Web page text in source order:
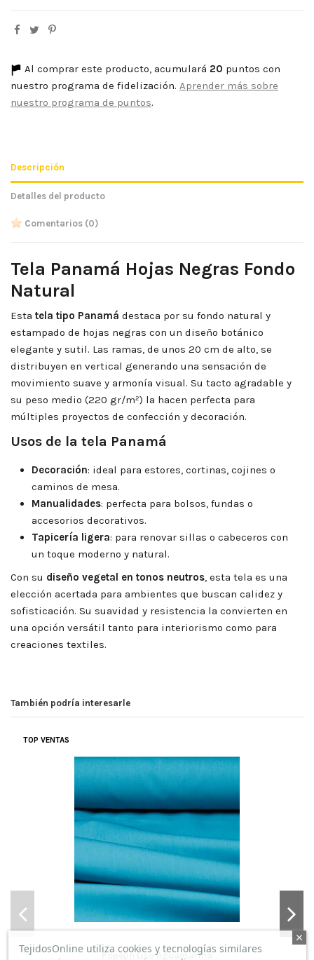
Al comprar este producto, acumulará 20 puntos con
nuestro programa de fidelización. Aprender más sobre
nuestro programa de puntos.
Descripción
Detalles del producto
Comentarios (0)
Tela Panamá Hojas Negras Fondo
Natural
Esta tela tipo Panamá destaca por su fondo natural y
estampado de hojas negras con un diseño botánico
elegante y sutil. Las ramas, de unos 20 cm de alto, se
distribuyen en vertical generando una sensación de
movimiento suave y armonía visual. Su tacto agradable y
su peso medio (220 gr/m²) la hacen perfecta para
múltiples proyectos de confección y decoración.
Usos de la tela Panamá
Decoración: ideal para estores, cortinas, cojines o
caminos de mesa.
Manualidades: perfecta para bolsos, fundas o
accesorios decorativos.
Tapicería ligera: para renovar sillas o cabeceros con
un toque moderno y natural.
Con su diseño vegetal en tonos neutros, esta tela es una
elección acertada para ambientes que buscan calidez y
sofisticación. Su suavidad y resistencia la convierten en
una opción versátil tanto para interiorismo como para
creaciones textiles.
También podría interesarle
TOP VENTAS
Popelín Liso Aguamarina
TejidosOnline utiliza cookies y tecnologías similares